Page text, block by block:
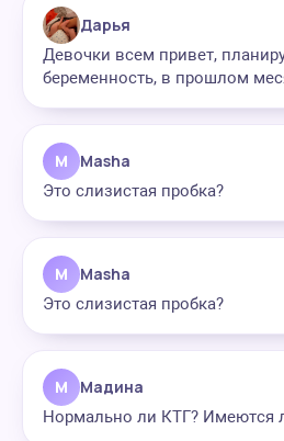
Дарья
Девочки всем привет,
беременность, в прошлом
M Masha
Это слизистая пробка?
M Masha
Это слизистая пробка?
М Мадина
Нормально ли КТГ? Имеются